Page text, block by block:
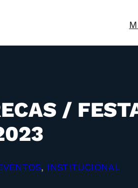
/
, INSTITUCIONAL